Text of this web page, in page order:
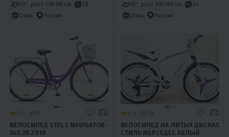
20", рост 178-185 см
28
Сталь
Россия
16", рост 150-165 см
24
Сталь
Россия
ВЕЛОСИПЕД STELS NAVIGATOR-
345 28 Z010
ВЕЛОСИПЕД НА ЛИТЫХ ДИСКАХ
СТИЛЬ МЕРСЕДЕС БЕЛЫЙ